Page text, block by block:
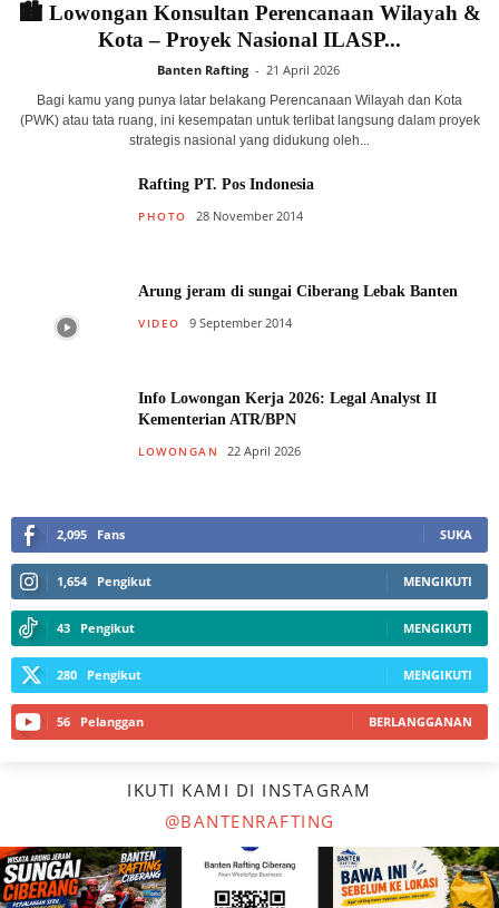
🏙️ Lowongan Konsultan Perencanaan Wilayah &
Kota – Proyek Nasional ILASP...
Banten Rafting - 21 April 2026
Bagi kamu yang punya latar belakang Perencanaan Wilayah dan Kota
(PWK) atau tata ruang, ini kesempatan untuk terlibat langsung dalam proyek
strategis nasional yang didukung oleh...
Rafting PT. Pos Indonesia
PHOTO 28 November 2014
Arung jeram di sungai Ciberang Lebak Banten
VIDEO 9 September 2014
Info Lowongan Kerja 2026: Legal Analyst II
Kementerian ATR/BPN
LOWONGAN 22 April 2026
2,095 Fans SUKA
1,654 Pengikut MENGIKUTI
43 Pengikut MENGIKUTI
280 Pengikut MENGIKUTI
56 Pelanggan BERLANGGANAN
IKUTI KAMI DI INSTAGRAM
@BANTENRAFTING